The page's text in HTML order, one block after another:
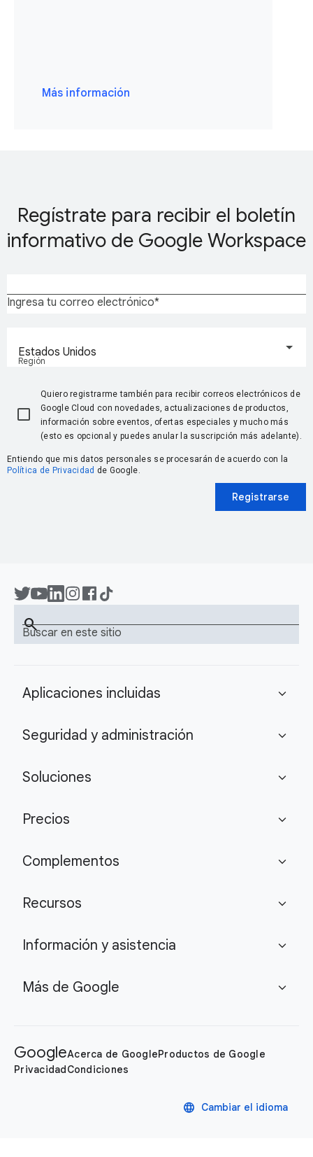
Más información
Regístrate para recibir el boletín
informativo de Google Workspace
Ingresa tu correo electrónico
Región
Estados Unidos
Quiero registrarme también para recibir correos electrónicos de
Google Cloud con novedades, actualizaciones de productos,
información sobre eventos, ofertas especiales y mucho más
(esto es opcional y puedes anular la suscripción más adelante).
Entiendo que mis datos personales se procesarán de acuerdo con la
Política de Privacidad de Google.
Registrarse
Buscar en este sitio
search
Aplicaciones incluidas expand_more
Seguridad y administración expand_more
Soluciones expand_more
Precios expand_more
Complementos expand_more
Recursos expand_more
Información y asistencia expand_more
Más de Google expand_more
GoogleAcerca de GoogleProductos de Google
PrivacidadCondiciones
language Cambiar el idioma